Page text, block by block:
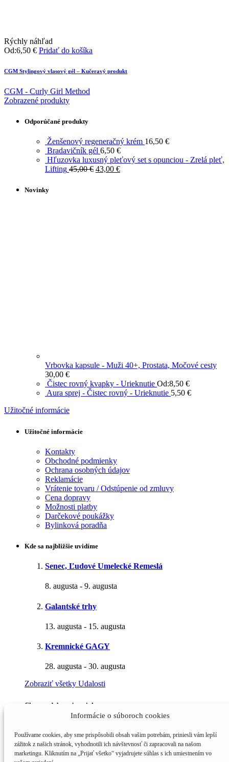
Informácie o súboroch cookies
Používame cookies, aby sme prispôsobili obsah vašim potrebám, priniesli vám lepší
zážitok z našich stránok, vyhodnotili ich návštevnosť či zapracovali na našom
marketingu. Kliknutím na „Prijať všetko“ vyjadrujete súhlas s ich umiestnením vo
Rýchly náhľad
Od:6,50 € Pridať do košíka
CGM Stylingový vlasový gél – Kučeravý produkt
CGM - Curly Girl Method
Zobrazené produkty
Odporúčané produkty
Ženšenový regeneračný krém 16,50 €
Bradavičník gél 6,50 €
Hľuzovka luxusný pleťový set s opunciou - Zrelá pleť,
Lifting 45,00€ 43,00 €
Novinky
Vrbovka kapsule - Muži 40+, Prostata, Močové cesty
30,00 €
Čistec rovný kvapky - Urieknutie Od:8,50 €
Aura sprej - Čistec rovný - Urieknutie 5,50 €
Užitočné informácie
Užitočné informácie
Kontakty
Obchodné podmienky
Ochrana osobných údajov
Reklamácie
Vrátenie tovaru / Odstúpenie od zmluvy
Cena dopravy
Možnosti platby
Darčekové poukážky
Bylinková poradňa
Kde sa najbližšie uvidíme
Senec, Ľudové Umelecké Remeslá
8. augusta - 9. augusta
Galantské trhy
13. augusta - 15. augusta
Kremnické GAGY
28. augusta - 30. augusta
Zobraziť všetky Udalosti
Chcem odoberať novinky
E-mail*